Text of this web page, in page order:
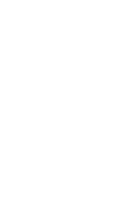
244.30€ HT au lieu